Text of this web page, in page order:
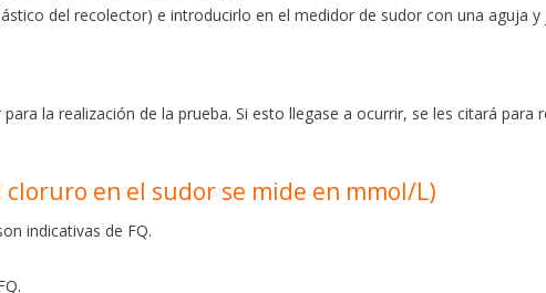
del recolector) e introducirlo en el medidor de sudor con una aguja y
la realización de la prueba. Si esto llegase a ocurrir, se les citará para
en el sudor se mide en mmol/L)
indicativas de FQ.